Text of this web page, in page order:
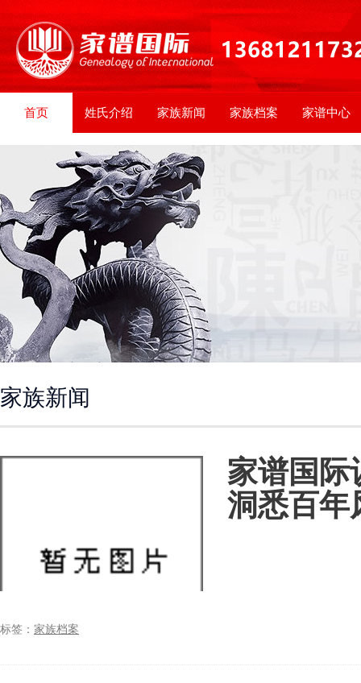
首页 姓氏介绍 家族新闻 家族档案 家谱中心
家族新闻
家谱国际
洞悉百年
标签： 家族档案